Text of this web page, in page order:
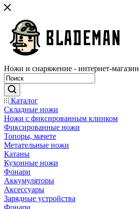
Ножи и снаряжение - интернет-магазин
Каталог
Складные ножи
Ножи с фиксированным клинком
Фиксированные ножи
Топоры, мачете
Метательные ножи
Катаны
Кухонные ножи
Фонари
Аккумуляторы
Аксессуары
Зарядные устройства
Фонари